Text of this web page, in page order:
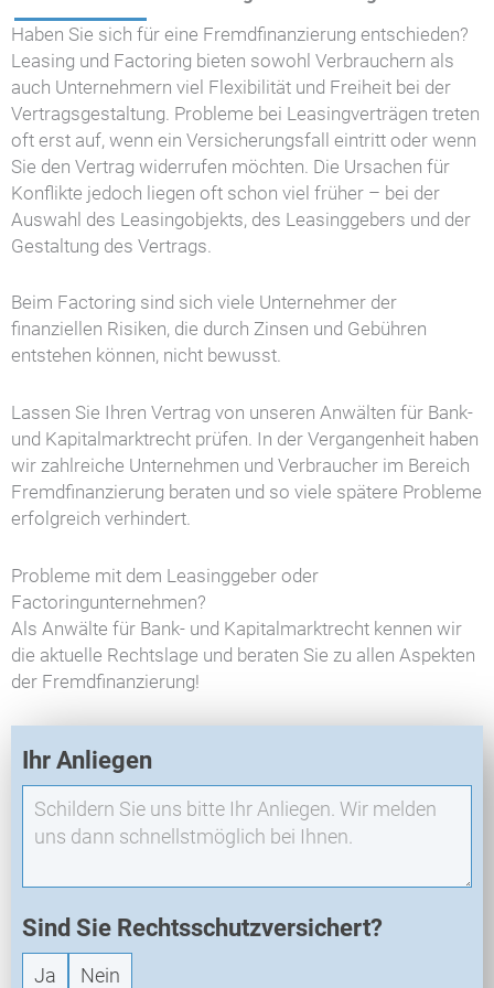
Haben Sie sich für eine Fremdfinanzierung entschieden?
Leasing und Factoring bieten sowohl Verbrauchern als
auch Unternehmern viel Flexibilität und Freiheit bei der
Vertragsgestaltung. Probleme bei Leasingverträgen treten
oft erst auf, wenn ein Versicherungsfall eintritt oder wenn
Sie den Vertrag widerrufen möchten. Die Ursachen für
Konflikte jedoch liegen oft schon viel früher – bei der
Auswahl des Leasingobjekts, des Leasinggebers und der
Gestaltung des Vertrags.
Beim Factoring sind sich viele Unternehmer der
finanziellen Risiken, die durch Zinsen und Gebühren
entstehen können, nicht bewusst.
Lassen Sie Ihren Vertrag von unseren Anwälten für Bank-
und Kapitalmarktrecht prüfen. In der Vergangenheit haben
wir zahlreiche Unternehmen und Verbraucher im Bereich
Fremdfinanzierung beraten und so viele spätere Probleme
erfolgreich verhindert.
Probleme mit dem Leasinggeber oder
Factoringunternehmen?
Als Anwälte für Bank- und Kapitalmarktrecht kennen wir
die aktuelle Rechtslage und beraten Sie zu allen Aspekten
der Fremdfinanzierung!
X
O
a
n
Ihr Anliegen
Sind Sie Rechtsschutzversichert?
Ja Nein